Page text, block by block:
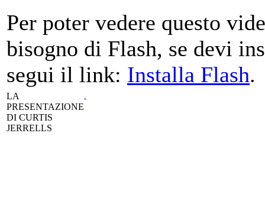
Per poter vedere questo
bisogno di Flash, se devi
segui il link: Installa Flash.
LA
PRESENTAZIONE
DI CURTIS
JERRELLS